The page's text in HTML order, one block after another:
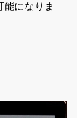
能になりま